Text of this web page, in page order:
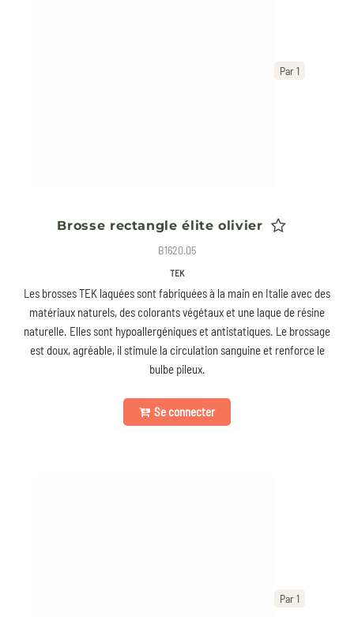
Par 1
Brosse rectangle élite olivier
B1620.05
TEK
Les brosses TEK laquées sont fabriquées à la main en Italie avec des
matériaux naturels, des colorants végétaux et une laque de résine
naturelle. Elles sont hypoallergéniques et antistatiques. Le brossage
est doux, agréable, il stimule la circulation sanguine et renforce le
bulbe pileux.
Se connecter
Par 1